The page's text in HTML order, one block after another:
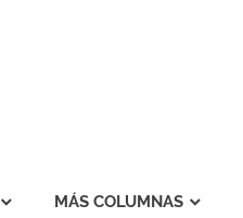
MÁS COLUMNAS